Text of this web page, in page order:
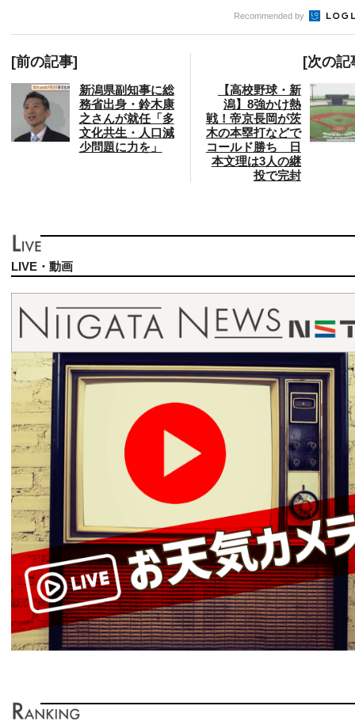
Recommended by
[前の記事]
新潟県副知事に総
務省出身・鈴木康
之さんが就任「多
文化共生・人口減
少問題に力を」
[次の記
【高校野球・新
潟】8強かけ熱
戦！帝京長岡が茨
木の本塁打などで
コールド勝ち 日
本文理は3人の継
投で完封
LIVE・動画